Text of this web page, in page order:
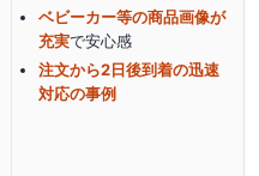
ベビーカー等の商品画像が
充実で安心感
注文から2日後到着の迅速
対応の事例